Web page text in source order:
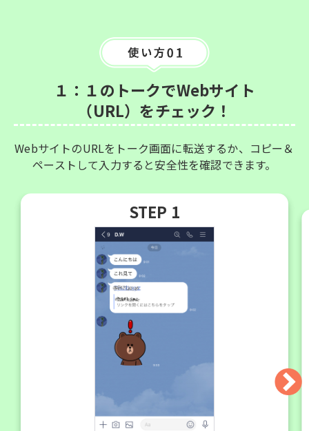
１：１のトークでWebサイト
（URL）をチェック！
WebサイトのURLをトーク画面に転送するか、コピー＆
ペーストして入力すると安全性を確認できます。
STEP 1